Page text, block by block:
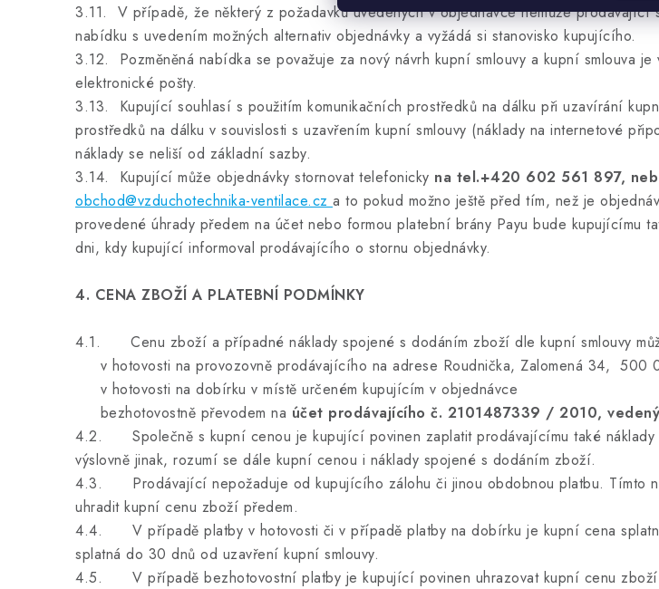
3.11. V případě, že některý z požadavků uvedených v objednávce nemůže
nabídku s uvedením možných alternativ objednávky a vyžádá si stanovisko kupujícího.
3.12. Pozměněná nabídka se považuje za nový návrh kupní smlouvy a kupní smlouva
elektronické pošty.
3.13. Kupující souhlasí s použitím komunikačních prostředků na dálku při uzavírání
prostředků na dálku v souvislosti s uzavřením kupní smlouvy (náklady na internetové
náklady se neliší od základní sazby.
3.14. Kupující může objednávky stornovat telefonicky na tel.+420 602 561 897,
obchod@vzduchotechnika-ventilace.cz a to pokud možno ještě před tím, než je
provedené úhrady předem na účet nebo formou platební brány Payu bude kupujícímu
dni, kdy kupující informoval prodávajícího o stornu objednávky.
4. CENA ZBOŽÍ A PLATEBNÍ PODMÍNKY
4.1. Cenu zboží a případné náklady spojené s dodáním zboží dle kupní smlouvy
v hotovosti na provozovně prodávajícího na adrese Roudnička, Zalomená 34, 500
v hotovosti na dobírku v místě určeném kupujícím v objednávce
bezhotovostně převodem na účet prodávajícího č. 2101487339 / 2010,
4.2. Společně s kupní cenou je kupující povinen zaplatit prodávajícímu také náklady
výslovně jinak, rozumí se dále kupní cenou i náklady spojené s dodáním zboží.
4.3. Prodávající nepožaduje od kupujícího zálohu či jinou obdobnou platbu. Tímto
uhradit kupní cenu zboží předem.
4.4. V případě platby v hotovosti či v případě platby na dobírku je kupní cena
splatná do 30 dnů od uzavření kupní smlouvy.
4.5. V případě bezhotovostní platby je kupující povinen uhrazovat kupní cenu zboží